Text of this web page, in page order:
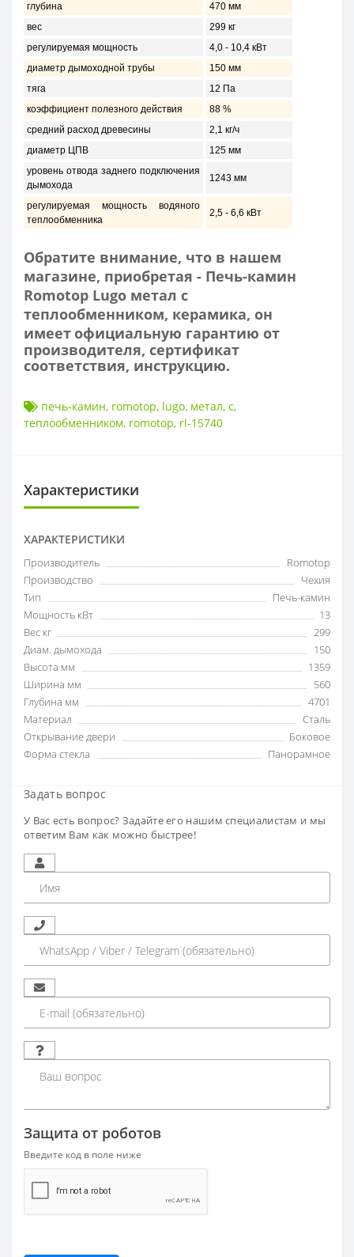
глубина
470 мм
вес
299 кг
регулируемая мощность
4,0 - 10,4 кВт
диаметр дымоходной трубы
150 мм
тяга
12 Пa
коэффициент полезного действия
88 %
средний расход древесины
2,1 кг/ч
диаметр ЦПВ
125 мм
уровень отвода заднего подключения
дымохода
1243 мм
регулируемая мощность водяного
теплообменника
2,5 - 6,6 кВт
Обратите внимание, что в нашем
магазине, приобретая - Печь-камин
Romotop Lugo метал с
теплообменником, керамика, он
имеетофициальную гарантию от
производителя, сертификат
соответствия, инструкцию.
печь-камин, romotop, lugo, метал, с,
теплообменником, romotop, rl-15740
Характеристики
ХАРАКТЕРИСТИКИ
Производитель
Romotop
Производство
Чехия
Тип
Печь-камин
Мощность кВт
13
Вес кг
299
Диам. дымохода
150
Высота мм
1359
Ширина мм
560
Глубина мм
4701
Материал
Сталь
Открывание двери
Боковое
Форма стекла
Панорамное
Задать вопрос
У Вас есть вопрос? Задайте его нашим специалистам и мы
ответим Вам как можно быстрее!
Защита от роботов
Введите код в поле ниже